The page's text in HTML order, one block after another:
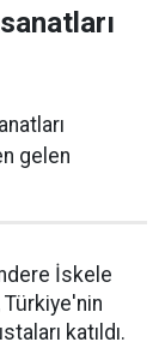
gelen
İskele
katıldı.